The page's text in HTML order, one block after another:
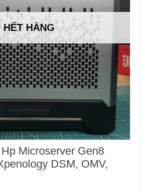
HẾT HÀNG
Microserver Gen8
DSM, OMV,